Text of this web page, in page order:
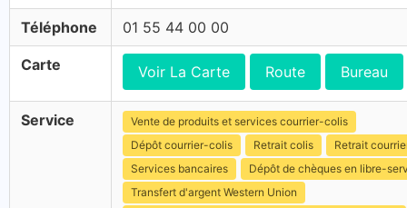
Téléphone 01 55 44 00 00
Carte Voir La Carte Route Bureau
Service
Vente de produits et services courrier-colis
Dépôt courrier-colis
Retrait colis
Retrait
Services bancaires
Dépôt de chèques en libre-
Transfert d'argent Western Union